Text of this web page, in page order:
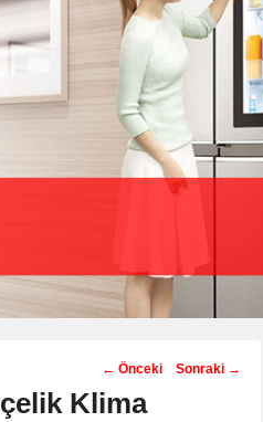
Post
navigation
← Önceki Sonraki →
Klima